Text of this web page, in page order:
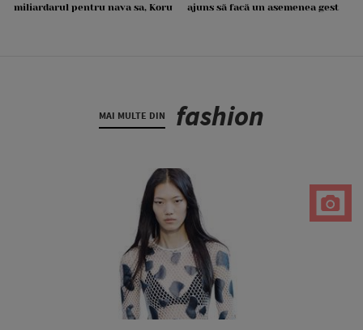
miliardarul pentru nava sa, Koru
ajuns să facă un asemenea gest
MAI MULTE DIN fashion